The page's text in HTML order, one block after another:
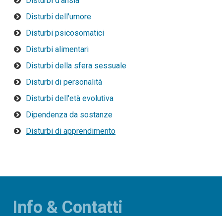
Disturbi dell'umore
Disturbi psicosomatici
Disturbi alimentari
Disturbi della sfera sessuale
Disturbi di personalità
Disturbi dell'età evolutiva
Dipendenza da sostanze
Disturbi di apprendimento
Info & Contatti